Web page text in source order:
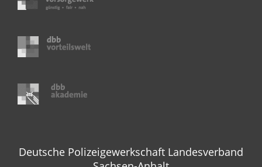
Deutsche Polizeigewerkschaft Landesverband